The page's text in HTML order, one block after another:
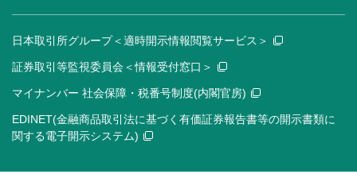
日本取引所グループ＜適時開示情報閲覧サービス＞
証券取引等監視委員会＜情報受付窓口＞
マイナンバー 社会保障・税番号制度(内閣官房)
EDINET(金融商品取引法に基づく有価証券報告書等の開示書類に
関する電子開示システム)